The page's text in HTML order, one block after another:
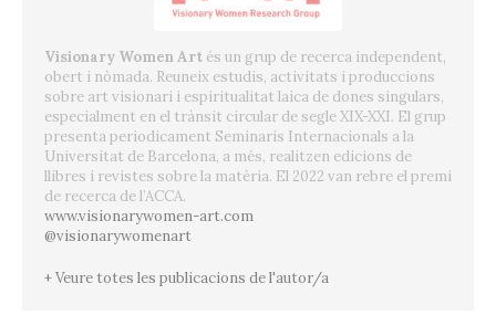
Visionary Women Art és un grup de recerca independent,
obert i nòmada. Reuneix estudis, activitats i produccions
sobre art visionari i espiritualitat laica de dones singulars,
especialment en el trànsit circular de segle XIX-XXI. El grup
presenta periodicament Seminaris Internacionals a la
Universitat de Barcelona, a més, realitzen edicions de
llibres i revistes sobre la matèria. El 2022 van rebre el premi
de recerca de l’ACCA.
www.visionarywomen-art.com
@visionarywomenart
+ Veure totes les publicacions de l'autor/a